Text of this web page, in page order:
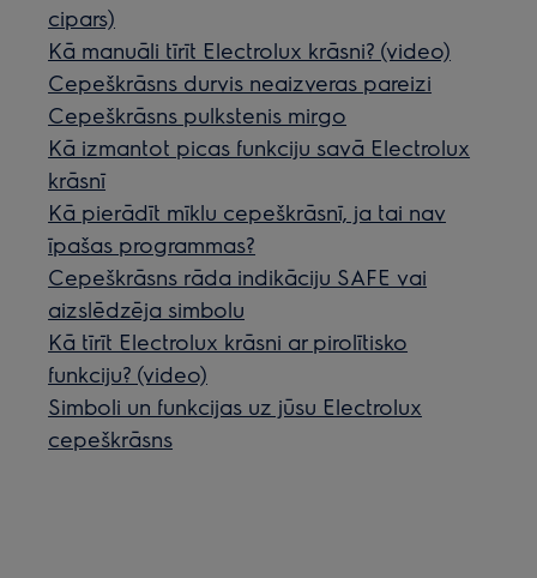
cipars)
Kā manuāli tīrīt Electrolux krāsni? (video)
Cepeškrāsns durvis neaizveras pareizi
Cepeškrāsns pulkstenis mirgo
Kā izmantot picas funkciju savā Electrolux
krāsnī
Kā pierādīt mīklu cepeškrāsnī, ja tai nav
īpašas programmas?
Cepeškrāsns rāda indikāciju SAFE vai
aizslēdzēja simbolu
Kā tīrīt Electrolux krāsni ar pirolītisko
funkciju? (video)
Simboli un funkcijas uz jūsu Electrolux
cepeškrāsns